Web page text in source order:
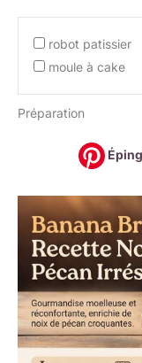
robot patissier
moule à cake
Préparation